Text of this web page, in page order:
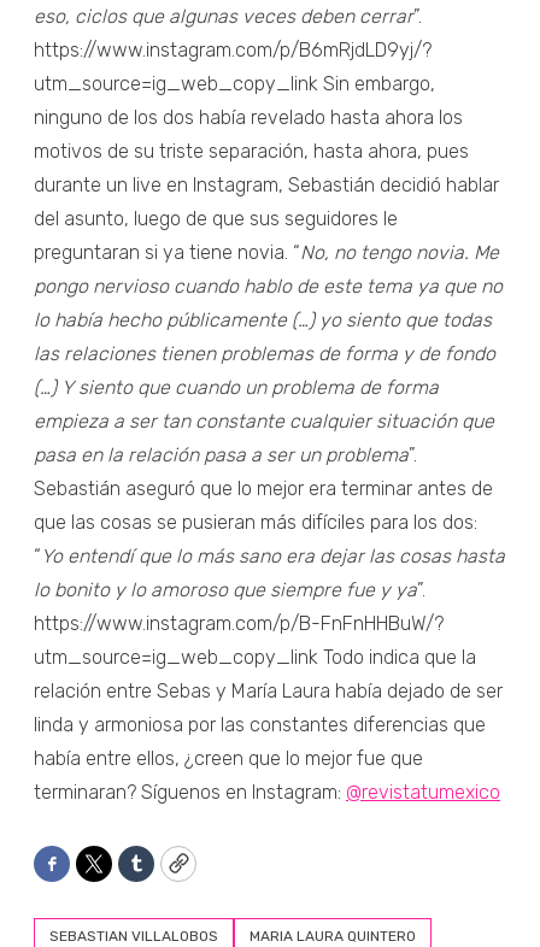
eso, ciclos que algunas veces deben cerrar”.
https://www.instagram.com/p/B6mRjdLD9yj/?
utm_source=ig_web_copy_link Sin embargo,
ninguno de los dos había revelado hasta ahora los
motivos de su triste separación, hasta ahora, pues
durante un live en Instagram, Sebastián decidió hablar
del asunto, luego de que sus seguidores le
preguntaran si ya tiene novia. “No, no tengo novia. Me
pongo nervioso cuando hablo de este tema ya que no
lo había hecho públicamente (…) yo siento que todas
las relaciones tienen problemas de forma y de fondo
(…) Y siento que cuando un problema de forma
empieza a ser tan constante cualquier situación que
pasa en la relación pasa a ser un problema”.
Sebastián aseguró que lo mejor era terminar antes de
que las cosas se pusieran más difíciles para los dos:
“ Yo entendí que lo más sano era dejar las cosas hasta
lo bonito y lo amoroso que siempre fue y ya”.
https://www.instagram.com/p/B-FnFnHHBuW/?
utm_source=ig_web_copy_link Todo indica que la
relación entre Sebas y María Laura había dejado de ser
linda y armoniosa por las constantes diferencias que
había entre ellos, ¿creen que lo mejor fue que
terminaran? Síguenos en Instagram: @revistatumexico
Facebook
TwitterTumblrCopy
SEBASTIAN VILLALOBOS MARIA LAURA QUINTERO